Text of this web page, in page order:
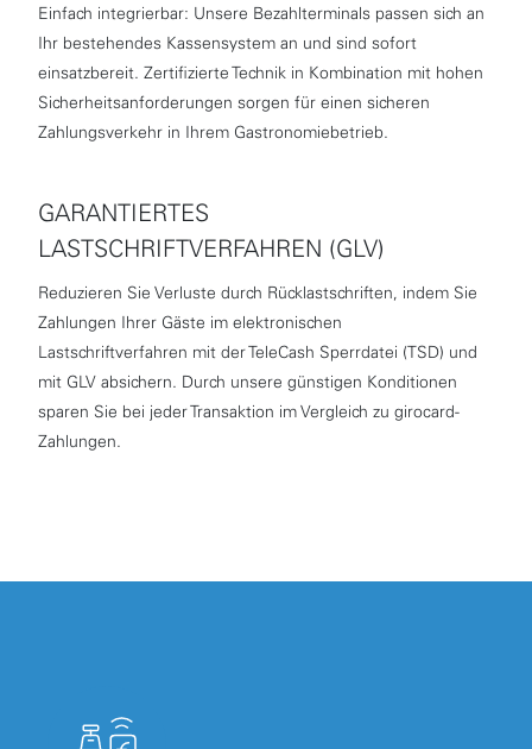
Einfach integrierbar: Unsere Bezahlterminals passen sich an
Ihr bestehendes Kassensystem an und sind sofort
einsatzbereit. Zertifizierte Technik in Kombination mit hohen
Sicherheitsanforderungen sorgen für einen sicheren
Zahlungsverkehr in Ihrem Gastronomiebetrieb.
GARANTIERTES
LASTSCHRIFTVERFAHREN (GLV)
Reduzieren Sie Verluste durch Rücklastschriften, indem Sie
Zahlungen Ihrer Gäste im elektronischen
Lastschriftverfahren mit der TeleCash Sperrdatei (TSD) und
mit GLV absichern. Durch unsere günstigen Konditionen
sparen Sie bei jeder Transaktion im Vergleich zu girocard-
Zahlungen.